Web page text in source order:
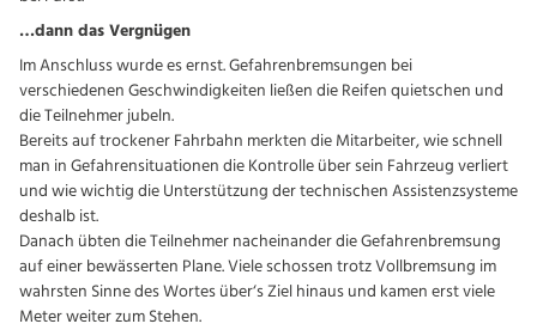
…dann das Vergnügen
Im Anschluss wurde es ernst. Gefahrenbremsungen bei
verschiedenen Geschwindigkeiten ließen die Reifen quietschen und
die Teilnehmer jubeln.
Bereits auf trockener Fahrbahn merkten die Mitarbeiter, wie schnell
man in Gefahrensituationen die Kontrolle über sein Fahrzeug verliert
und wie wichtig die Unterstützung der technischen Assistenzsysteme
deshalb ist.
Danach übten die Teilnehmer nacheinander die Gefahrenbremsung
auf einer bewässerten Plane. Viele schossen trotz Vollbremsung im
wahrsten Sinne des Wortes über‘s Ziel hinaus und kamen erst viele
Meter weiter zum Stehen.